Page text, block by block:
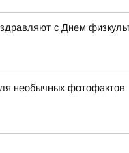
с Днем
необычных фотофактов